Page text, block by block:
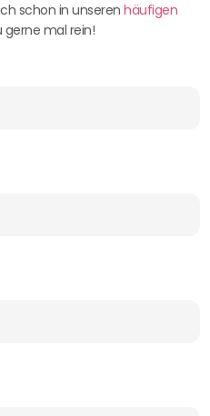
schon in unserenhäufigen
gerne mal rein!